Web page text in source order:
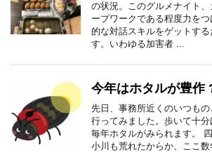
の状況。このグルメナイト
ープワークである程度力を
的な対話スキルをゲットす
す。いわゆる加害者 ...
今年はホタルが豊作
先日、事務所近くのいつも
行ってみました。歩いて十分
毎年ホタルがみられます。
小川も荒れたからか、ここ